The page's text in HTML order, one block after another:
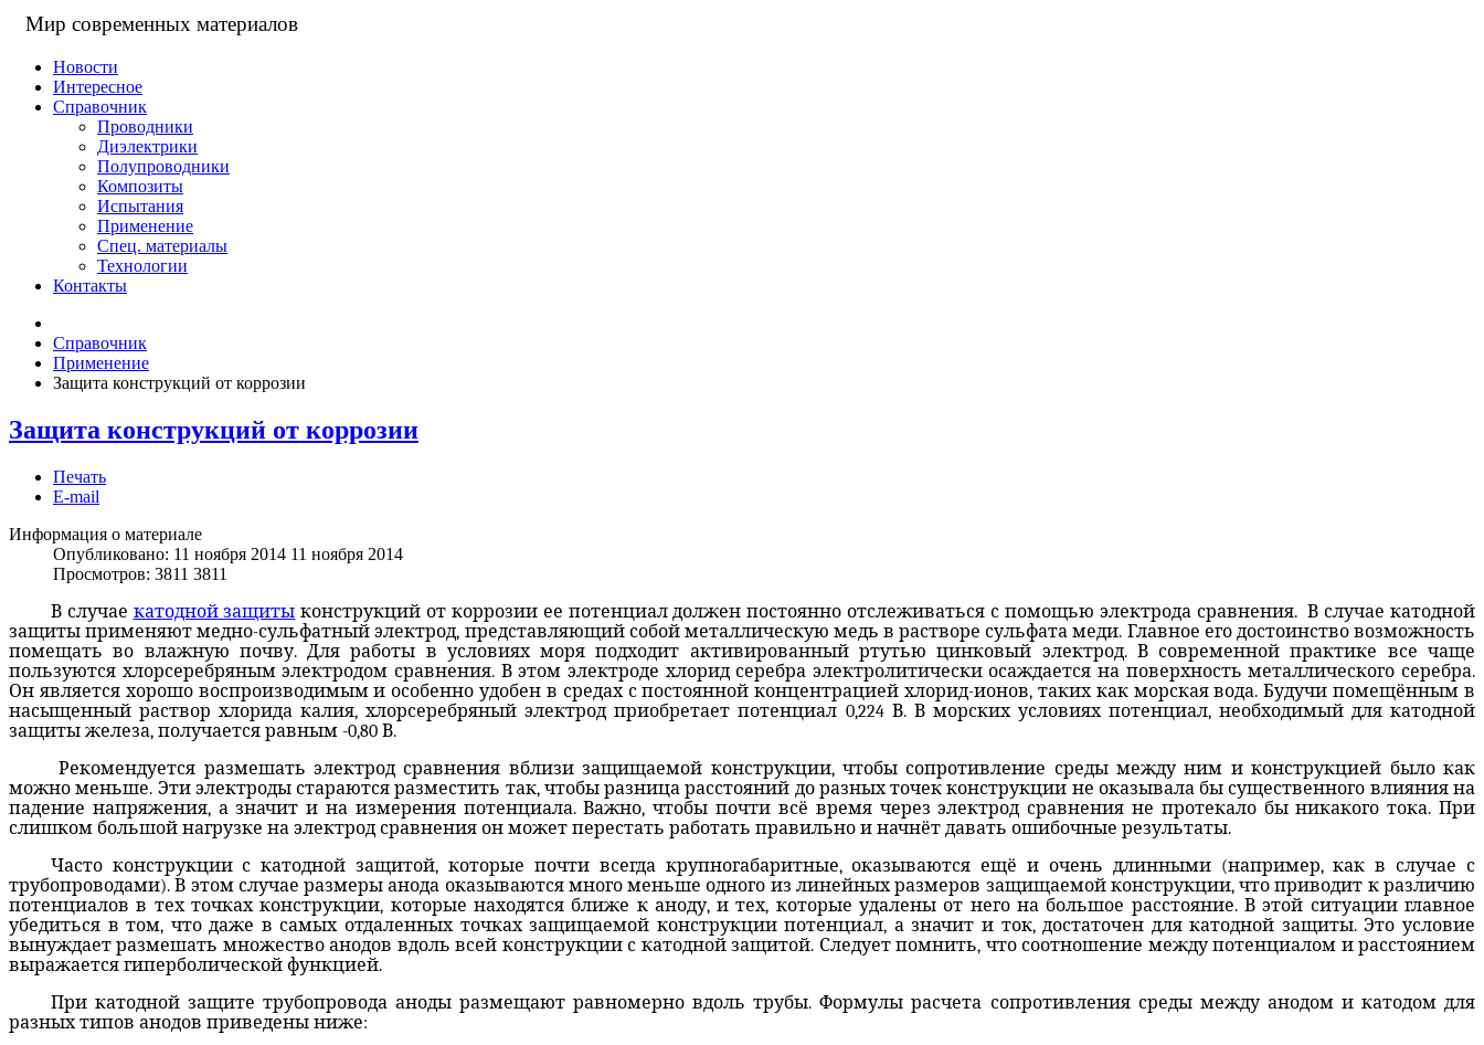
Мир современных материалов
Новости
Интересное
Справочник
Проводники
Диэлектрики
Полупроводники
Композиты
Испытания
Применение
Спец. материалы
Технологии
Контакты
Справочник
Применение
Защита конструкций от коррозии
Защита конструкций от коррозии
Печать
E-mail
Информация о материале
Опубликовано: 11 ноября 2014 11 ноября 2014
Просмотров: 3811 3811
В случае катодной защиты конструкций от коррозии ее потенциал должен постоянно отслеживаться с помощью электрода сравнения. В случае катодной
защиты применяют медно-сульфатный электрод, представляющий собой металлическую медь в растворе сульфата меди. Главное его достоинство возможность
помещать во влажную почву. Для работы в условиях моря подходит активированный ртутью цинковый электрод. В современной практике все чаще
пользуются хлорсеребряным электродом сравнения. В этом электроде хлорид серебра электролитически осаждается на поверхность металлического серебра.
Он является хорошо воспроизводимым и особенно удобен в средах с постоянной концентрацией хлорид-ионов, таких как морская вода. Будучи помещённым в
насыщенный раствор хлорида калия, хлорсеребряный электрод приобретает потенциал 0,224 В. В морских условиях потенциал, необходимый для катодной
защиты железа, получается равным -0,80 В.
Рекомендуется размешать электрод сравнения вблизи защищаемой конструкции, чтобы сопротивление среды между ним и конструкцией было как
можно меньше. Эти электроды стараются разместить так, чтобы разница расстояний до разных точек конструкции не оказывала бы существенного влияния на
падение напряжения, а значит и на измерения потенциала. Важно, чтобы почти всё время через электрод сравнения не протекало бы никакого тока. При
слишком большой нагрузке на электрод сравнения он может перестать работать правильно и начнёт давать ошибочные результаты.
Часто конструкции с катодной защитой, которые почти всегда крупногабаритные, оказываются ещё и очень длинными (например, как в случае с
трубопроводами). В этом случае размеры анода оказываются много меньше одного из линейных размеров защищаемой конструкции, что приводит к различию
потенциалов в тех точках конструкции, которые находятся ближе к аноду, и тех, которые удалены от него на большое расстояние. В этой ситуации главное
убедиться в том, что даже в самых отдаленных точках защищаемой конструкции потенциал, а значит и ток, достаточен для катодной защиты. Это условие
вынуждает размешать множество анодов вдоль всей конструкции с катодной защитой. Следует помнить, что соотношение между потенциалом и расстоянием
выражается гиперболической функцией.
При катодной защите трубопровода аноды размещают равномерно вдоль трубы. Формулы расчета сопротивления среды между анодом и катодом для
разных типов анодов приведены ниже: